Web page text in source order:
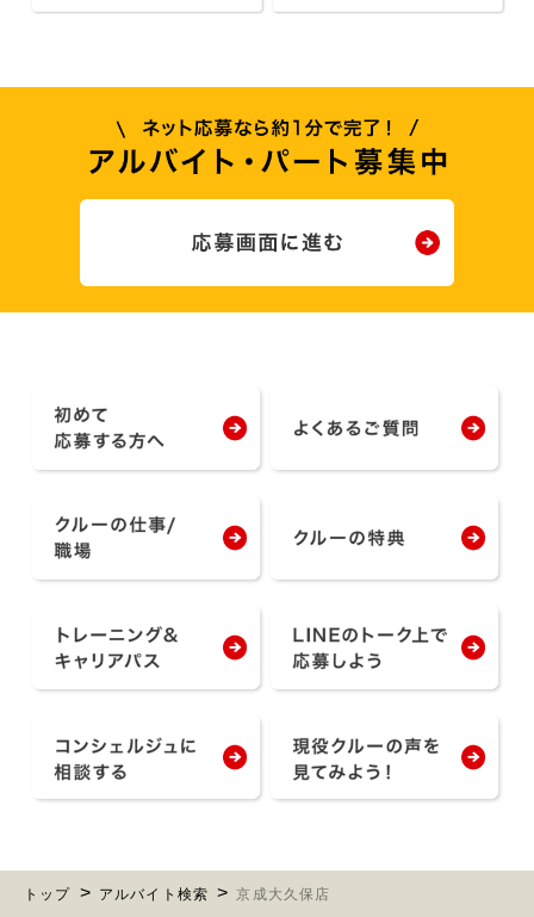
トップ アルバイト検索 京成大久保店